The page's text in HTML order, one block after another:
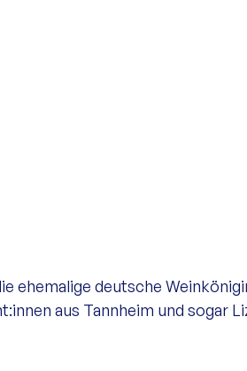
ehemalige deutsche
aus Tannheim und sogar